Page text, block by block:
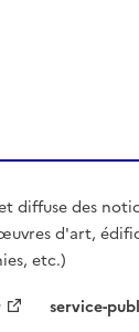
diffuse des
d'art,
etc.)
service-